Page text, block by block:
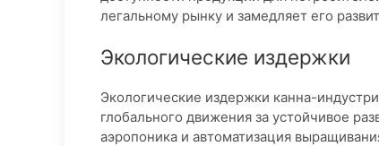
легальному рынку и замедляет его
Экологические издержки
Экологические издержки канна-
глобального движения за устойчивое
аэропоника и автоматизация